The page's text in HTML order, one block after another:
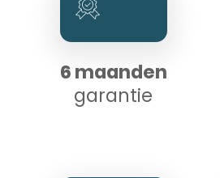
6 maanden
garantie